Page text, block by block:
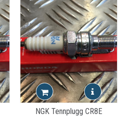
NGK Tennplugg CR8E